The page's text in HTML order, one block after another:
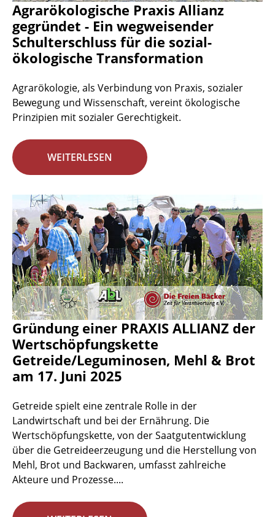
Agrarökologische Praxis Allianz
gegründet - Ein wegweisender
Schulterschluss für die sozial-
ökologische Transformation
Agrarökologie, als Verbindung von Praxis, sozialer
Bewegung und Wissenschaft, vereint ökologische
Prinzipien mit sozialer Gerechtigkeit.
WEITERLESEN
Gründung einer PRAXIS ALLIANZ der
Wertschöpfungskette
Getreide/Leguminosen, Mehl & Brot
am 17. Juni 2025
Getreide spielt eine zentrale Rolle in der
Landwirtschaft und bei der Ernährung. Die
Wertschöpfungskette, von der Saatgutentwicklung
über die Getreideerzeugung und die Herstellung von
Mehl, Brot und Backwaren, umfasst zahlreiche
Akteure und Prozesse....